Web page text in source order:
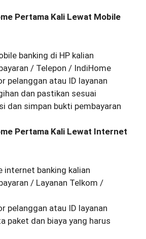
Pertama Kali Lewat Mobile
banking di HP kalian
/ Telepon / IndiHome
pelanggan atau ID layanan
dan pastikan sesuai
dan simpan bukti pembayaran
Pertama Kali Lewat Internet
internet banking kalian
/ Layanan Telkom /
pelanggan atau ID layanan
paket dan biaya yang harus